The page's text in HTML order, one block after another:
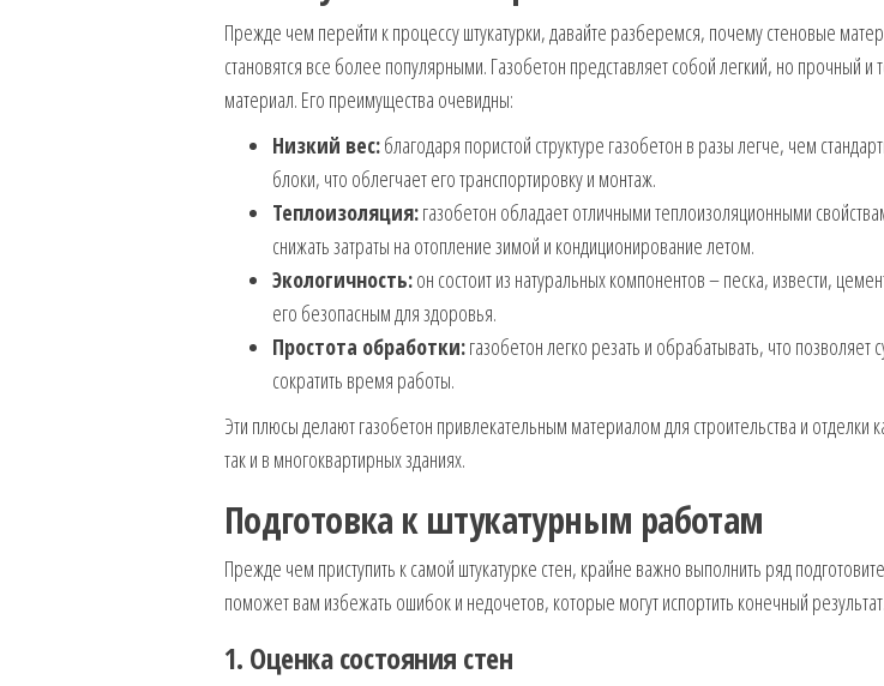
Прежде чем перейти к процессу штукатурки, давайте разберемся, почему стеновые
становятся все более популярными. Газобетон представляет собой легкий, но прочный и
материал. Его преимущества очевидны:
Низкий вес:благодаря пористой структуре газобетон в разы легче, чем
блоки, что облегчает его транспортировку и монтаж.
Теплоизоляция:газобетон обладает отличными теплоизоляционными
снижать затраты на отопление зимой и кондиционирование летом.
Экологичность:он состоит из натуральных компонентов – песка, извести,
его безопасным для здоровья.
Простота обработки:газобетон легко резать и обрабатывать, что позволяет
сократить время работы.
Эти плюсы делают газобетон привлекательным материалом для строительства и отделки
так и в многоквартирных зданиях.
Подготовка к штукатурным работам
Прежде чем приступить к самой штукатурке стен, крайне важно выполнить ряд
поможет вам избежать ошибок и недочетов, которые могут испортить конечный результат.
1. Оценка состояния стен